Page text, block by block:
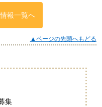
報一覧へ
▲ページの先頭へもどる
集